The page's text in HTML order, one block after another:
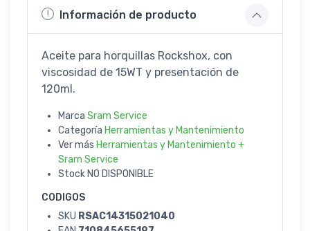
Información de producto
Aceite para horquillas Rockshox, con
viscosidad de 15WT y presentación de
120ml.
Marca Sram Service
Categoría Herramientas y Mantenimiento
Ver más Herramientas y Mantenimiento +
Sram Service
Stock NO DISPONIBLE
CODIGOS
SKU RSAC14315021040